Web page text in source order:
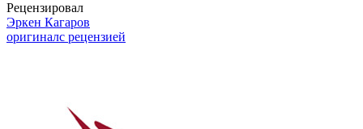
Рецензировал
Эркен Кагаров
оригиналс рецензией